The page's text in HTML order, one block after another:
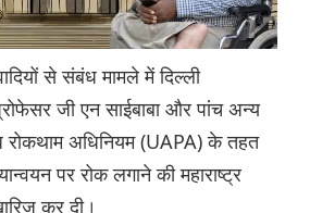
से संबंध मामले में दिल्ली
जी एन साईबाबा और पांच अन्य
रोकथाम अधिनियम (UAPA) के तहत
पर रोक लगाने की महाराष्ट्र
कर दी।